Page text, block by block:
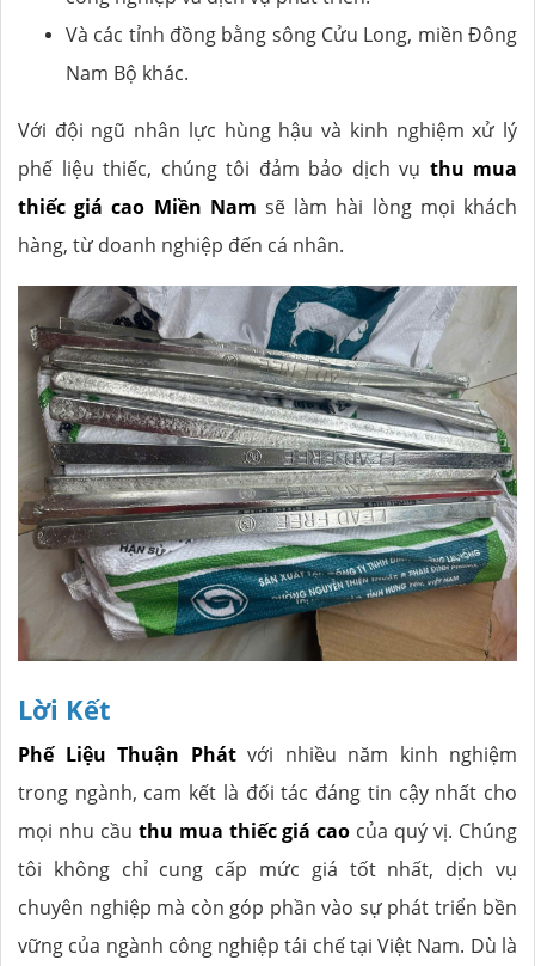
Và các tỉnh đồng bằng sông Cửu Long, miền Đông
Nam Bộ khác.
Với đội ngũ nhân lực hùng hậu và kinh nghiệm xử lý
phế liệu thiếc, chúng tôi đảm bảo dịch vụ thu mua
thiếc giá cao Miền Nam sẽ làm hài lòng mọi khách
hàng, từ doanh nghiệp đến cá nhân.
Lời Kết
Phế Liệu Thuận Phátvới nhiều năm kinh nghiệm
trong ngành, cam kết là đối tác đáng tin cậy nhất cho
mọi nhu cầu thu mua thiếc giá cao của quý vị. Chúng
tôi không chỉ cung cấp mức giá tốt nhất, dịch vụ
chuyên nghiệp mà còn góp phần vào sự phát triển bền
vững của ngành công nghiệp tái chế tại Việt Nam. Dù là